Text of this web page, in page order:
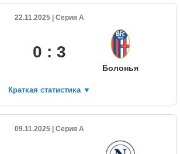
22.11.2025 | Серия А
0 : 3
Болонья
Краткая статистика ▼
09.11.2025 | Серия А